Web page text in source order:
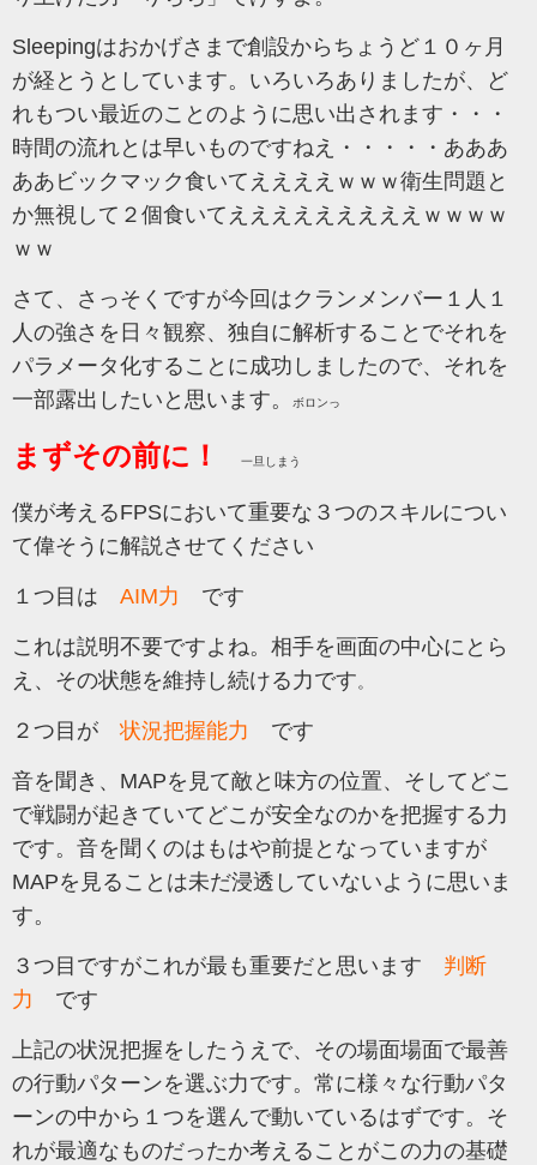
Sleepingはおかげさまで創設からちょうど１０ヶ月
が経とうとしています。いろいろありましたが、ど
れもつい最近のことのように思い出されます・・・
時間の流れとは早いものですねえ・・・・・あああ
ああビックマック食いてええええｗｗｗ衛生問題と
か無視して２個食いてえええええええええｗｗｗｗ
ｗｗ
さて、さっそくですが今回はクランメンバー１人１
人の強さを日々観察、独自に解析することでそれを
パラメータ化することに成功しましたので、それを
一部露出したいと思います。
ボロンっ
まずその前に！ 一旦しまう
僕が考えるFPSにおいて重要な３つのスキルについ
て偉そうに解説させてください
１つ目は AIM力 です
これは説明不要ですよね。相手を画面の中心にとら
え、その状態を維持し続ける力です。
２つ目が状況把握能力 です
音を聞き、MAPを見て敵と味方の位置、そしてどこ
で戦闘が起きていてどこが安全なのかを把握する力
です。音を聞くのはもはや前提となっていますが
MAPを見ることは未だ浸透していないように思いま
す。
３つ目ですがこれが最も重要だと思います 判断
力 です
上記の状況把握をしたうえで、その場面場面で最善
の行動パターンを選ぶ力です。常に様々な行動パタ
ーンの中から１つを選んで動いているはずです。そ
れが最適なものだったか考えることがこの力の基礎